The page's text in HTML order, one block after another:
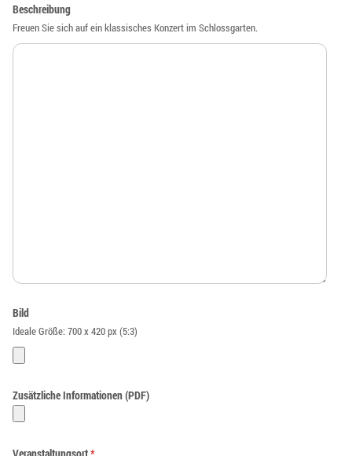
Beschreibung
Freuen Sie sich auf ein klassisches Konzert im Schlossgarten.
Bild
Ideale Größe: 700 x 420 px (5:3)
Zusätzliche Informationen (PDF)
Veranstaltungsort*